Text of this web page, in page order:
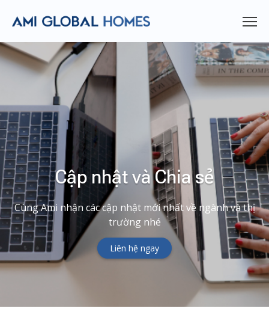
Cập nhật và Chia sẻ
Cùng Ami nhận các cập nhật mới nhất về ngành và thị
trường nhé
Liên hệ ngay